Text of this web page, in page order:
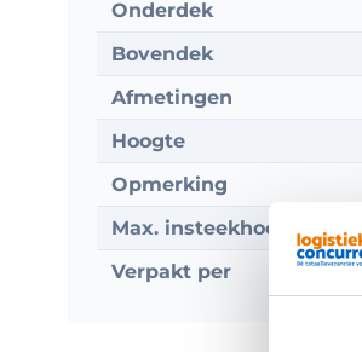
Onderdek
Bovendek
Afmetingen
Hoogte
Opmerking
Max. insteekhoogte
Verpakt per